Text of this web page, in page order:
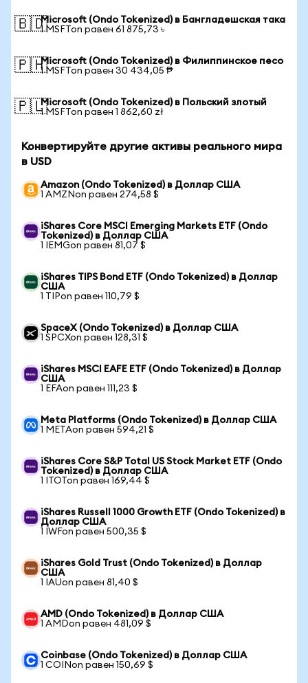
🇧🇩Microsoft (Ondo Tokenized) в Бангладешская така
1 MSFTon равен 61 875,73 ৳
🇵🇭Microsoft (Ondo Tokenized) в Филиппинское песо
1 MSFTon равен 30 434,05 ₱
🇵🇱Microsoft (Ondo Tokenized) в Польский злотый
1 MSFTon равен 1 862,60 zł
Конвертируйте другие активы реального мира
в USD
Amazon (Ondo Tokenized) в Доллар США
1 AMZNon равен 274,58 $
iShares Core MSCI Emerging Markets ETF (Ondo
Tokenized) в Доллар США
1 IEMGon равен 81,07 $
iShares TIPS Bond ETF (Ondo Tokenized) в Доллар
США
1 TIPon равен 110,79 $
SpaceX (Ondo Tokenized) в Доллар США
1 SPCXon равен 128,31 $
iShares MSCI EAFE ETF (Ondo Tokenized) в Доллар
США
1 EFAon равен 111,23 $
Meta Platforms (Ondo Tokenized) в Доллар США
1 METAon равен 594,21 $
iShares Core S&P Total US Stock Market ETF (Ondo
Tokenized) в Доллар США
1 ITOTon равен 169,44 $
iShares Russell 1000 Growth ETF (Ondo Tokenized) в
Доллар США
1 IWFon равен 500,35 $
iShares Gold Trust (Ondo Tokenized) в Доллар
США
1 IAUon равен 81,40 $
AMD (Ondo Tokenized) в Доллар США
1 AMDon равен 481,09 $
Coinbase (Ondo Tokenized) в Доллар США
1 COINon равен 150,69 $